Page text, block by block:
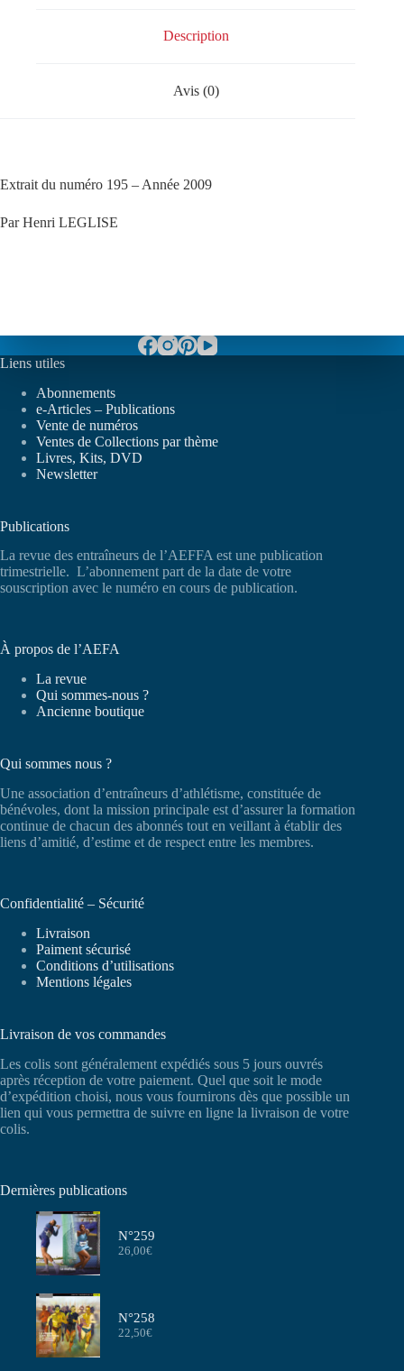
Description
Avis (0)
Extrait du numéro 195 – Année 2009
Par Henri LEGLISE
Liens utiles
Abonnements
e-Articles – Publications
Vente de numéros
Ventes de Collections par thème
Livres, Kits, DVD
Newsletter
Publications
La revue des entraîneurs de l’AEFFA est une publication
trimestrielle. L’abonnement part de la date de votre
souscription avec le numéro en cours de publication.
À propos de l’AEFA
La revue
Qui sommes-nous ?
Ancienne boutique
Qui sommes nous ?
Une association d’entraîneurs d’athlétisme, constituée de
bénévoles, dont la mission principale est d’assurer la formation
continue de chacun des abonnés tout en veillant à établir des
liens d’amitié, d’estime et de respect entre les membres.
Confidentialité – Sécurité
Livraison
Paiment sécurisé
Conditions d’utilisations
Mentions légales
Livraison de vos commandes
Les colis sont généralement expédiés sous 5 jours ouvrés
après réception de votre paiement. Quel que soit le mode
d’expédition choisi, nous vous fournirons dès que possible un
lien qui vous permettra de suivre en ligne la livraison de votre
colis.
Dernières publications
N°259
26,00€
N°258
22,50€